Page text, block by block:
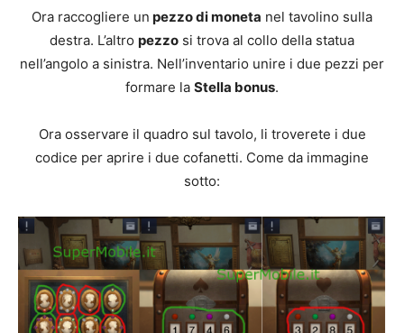
Ora raccogliere un pezzo di moneta nel tavolino sulla
destra. L’altro pezzo si trova al collo della statua
nell’angolo a sinistra. Nell’inventario unire i due pezzi per
formare la Stella bonus.
Ora osservare il quadro sul tavolo, li troverete i due
codice per aprire i due cofanetti. Come da immagine
sotto: